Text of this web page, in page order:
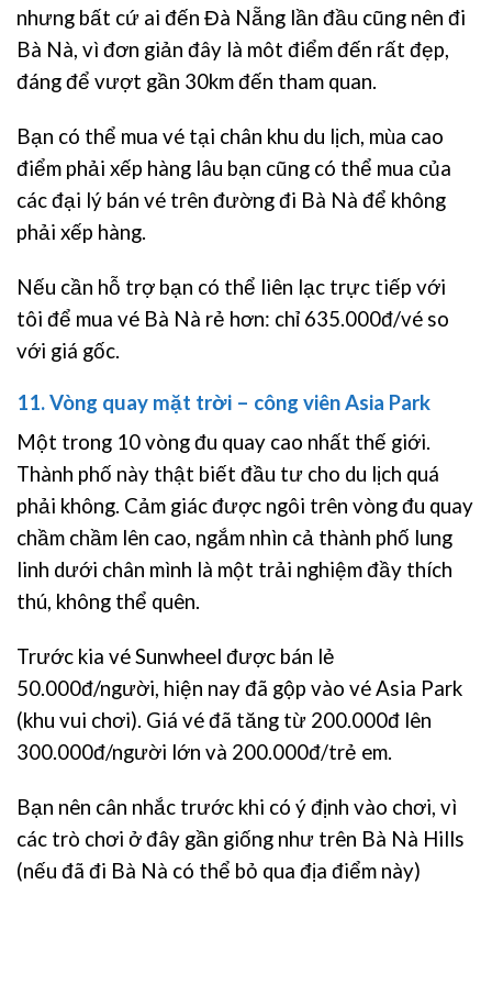
nhưng bất cứ ai đến Đà Nẵng lần đầu cũng nên đi
Bà Nà, vì đơn giản đây là môt điểm đến rất đẹp,
đáng để vượt gần 30km đến tham quan.
Bạn có thể mua vé tại chân khu du lịch, mùa cao
điểm phải xếp hàng lâu bạn cũng có thể mua của
các đại lý bán vé trên đường đi Bà Nà để không
phải xếp hàng.
Nếu cần hỗ trợ bạn có thể liên lạc trực tiếp với
tôi để mua vé Bà Nà rẻ hơn: chỉ 635.000đ/vé so
với giá gốc.
11. Vòng quay mặt trời – công viên Asia Park
Một trong 10 vòng đu quay cao nhất thế giới.
Thành phố này thật biết đầu tư cho du lịch quá
phải không. Cảm giác được ngôi trên vòng đu quay
chầm chầm lên cao, ngắm nhìn cả thành phố lung
linh dưới chân mình là một trải nghiệm đầy thích
thú, không thể quên.
Trước kia vé Sunwheel được bán lẻ
50.000đ/người, hiện nay đã gộp vào vé Asia Park
(khu vui chơi). Giá vé đã tăng từ 200.000đ lên
300.000đ/người lớn và 200.000đ/trẻ em.
Bạn nên cân nhắc trước khi có ý định vào chơi, vì
các trò chơi ở đây gần giống như trên Bà Nà Hills
(nếu đã đi Bà Nà có thể bỏ qua địa điểm này)